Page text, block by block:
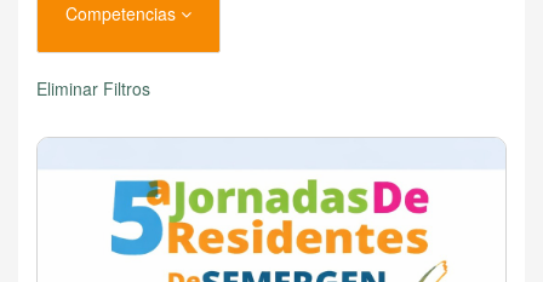
Competencias
Eliminar Filtros